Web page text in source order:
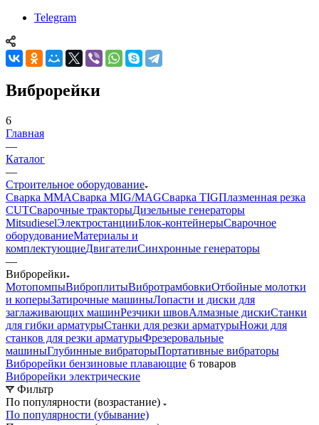
Telegram
Виброрейки
6
Главная
—
Каталог
—
Строительное оборудование
Сварка MMAСварка MIG/MAGСварка TIGПлазменная резка
CUTСварочные тракторыДизельные генераторы
MitsudieselЭлектростанцииБлок-контейнерыСварочное
оборудованиеМатериалы и
комплектующиеДвигателиСинхронные генераторы
—
Виброрейки
МотопомпыВиброплитыВибротрамбовкиОтбойные молотки
и коперыЗатирочные машиныЛопасти и диски для
заглаживающих машинРезчики швовАлмазные дискиСтанки
для гибки арматурыСтанки для резки арматурыНожи для
станков для резки арматурыФрезеровальные
машиныГлубинные вибраторыПортативные вибраторы
Виброрейки бензиновые плавающие 6 товаров
Виброрейки электрические
Фильтр
По популярности (возрастание)
По популярности (убывание)